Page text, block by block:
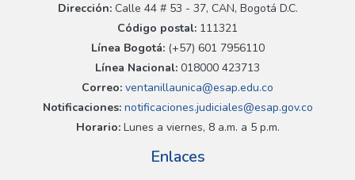
Dirección:Calle 44 # 53 - 37, CAN, Bogotá D.C.
Código postal: 111321
Línea Bogotá:(+57) 601 7956110
Línea Nacional: 018000 423713
Correo: ventanillaunica@esap.edu.co
Notificaciones:notificaciones.judiciales@esap.gov.co
Horario:Lunes a viernes, 8 a.m. a 5 p.m.
Enlaces